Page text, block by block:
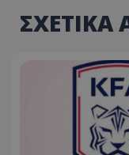
ΣΧΕΤΙΚΑ